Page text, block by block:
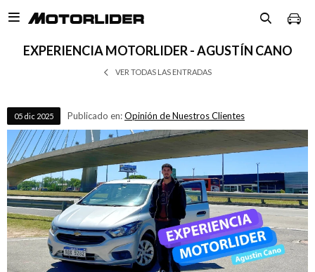

EXPERIENCIA MOTORLIDER - AGUSTÍN CANO
VER TODAS LAS ENTRADAS
05 dic 2025 Publicado en:Opinión de Nuestros Clientes